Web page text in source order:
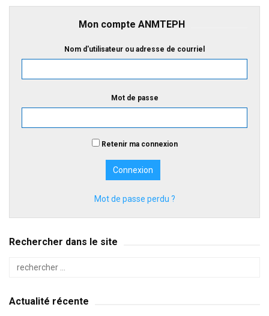
Mon compte ANMTEPH
Nom d'utilisateur ou adresse de courriel
Mot de passe
Retenir ma connexion
Mot de passe perdu ?
Rechercher dans le site
Actualité récente